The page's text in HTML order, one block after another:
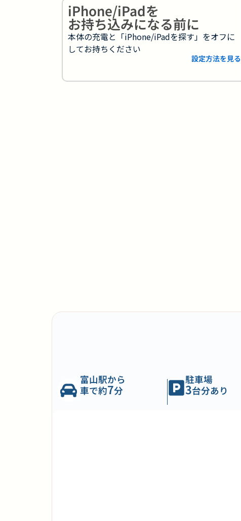
iPhone/iPadを
お持ち込みになる前に
本体の充電と「iPhone/iPadを探す」をオフに
してお持ちください
設定方法を見る
富山駅から
車で約7分
駐車場
3台分あり